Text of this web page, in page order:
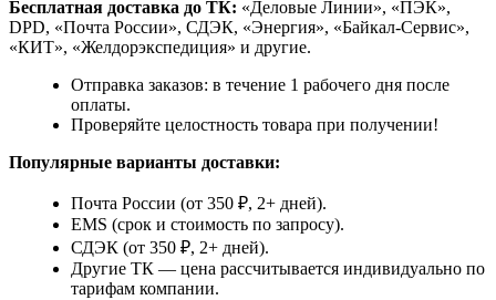
Бесплатная доставка до ТК: «Деловые Линии», «ПЭК»,
DPD, «Почта России», СДЭК, «Энергия», «Байкал-Сервис»,
«КИТ», «Желдорэкспедиция» и другие.
Отправка заказов: в течение 1 рабочего дня после
оплаты.
Проверяйте целостность товара при получении!
Популярные варианты доставки:
Почта России (от 350 ₽, 2+ дней).
EMS (срок и стоимость по запросу).
СДЭК (от 350 ₽, 2+ дней).
Другие ТК — цена рассчитывается индивидуально по
тарифам компании.